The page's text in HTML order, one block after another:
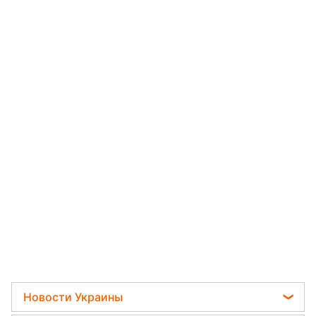
Новости Украины